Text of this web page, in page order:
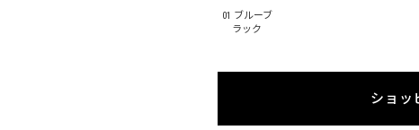
01 ブルーブ
ラック
ショッ